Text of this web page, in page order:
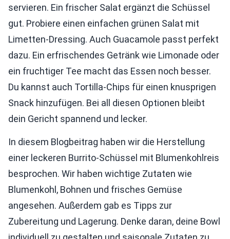
servieren. Ein frischer Salat ergänzt die Schüssel
gut. Probiere einen einfachen grünen Salat mit
Limetten-Dressing. Auch Guacamole passt perfekt
dazu. Ein erfrischendes Getränk wie Limonade oder
ein fruchtiger Tee macht das Essen noch besser.
Du kannst auch Tortilla-Chips für einen knusprigen
Snack hinzufügen. Bei all diesen Optionen bleibt
dein Gericht spannend und lecker.
In diesem Blogbeitrag haben wir die Herstellung
einer leckeren Burrito-Schüssel mit Blumenkohlreis
besprochen. Wir haben wichtige Zutaten wie
Blumenkohl, Bohnen und frisches Gemüse
angesehen. Außerdem gab es Tipps zur
Zubereitung und Lagerung. Denke daran, deine Bowl